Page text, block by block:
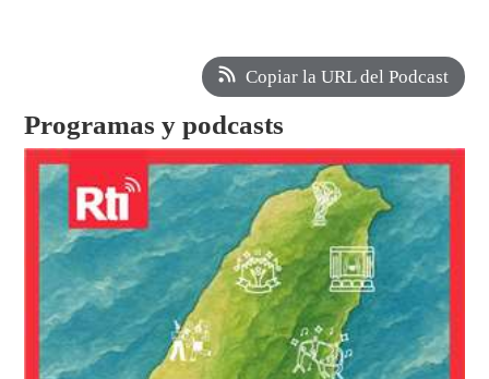
Copiar la URL del Podcast
Programas y podcasts